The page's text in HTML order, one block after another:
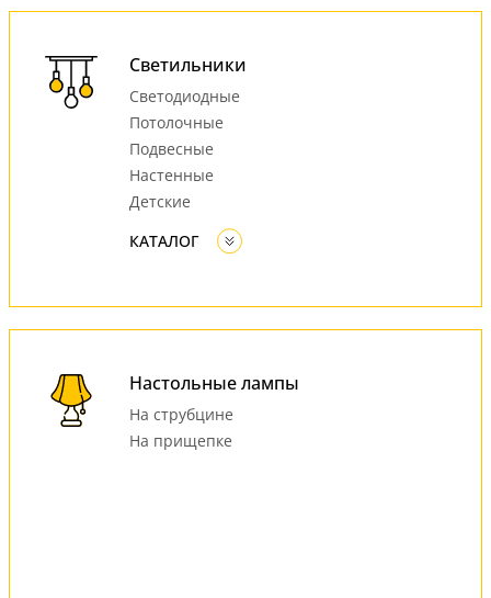
Светильники
Светодиодные
Потолочные
Подвесные
Настенные
Детские
КАТАЛОГ
Настольные лампы
На струбцине
На прищепке